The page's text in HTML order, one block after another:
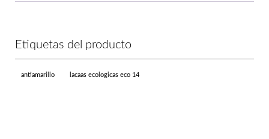
Etiquetas del producto
antiamarillo lacaas ecologicas eco 14